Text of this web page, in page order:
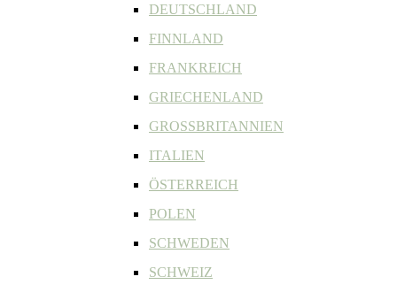
DEUTSCHLAND
FINNLAND
FRANKREICH
GRIECHENLAND
GROSSBRITANNIEN
ITALIEN
ÖSTERREICH
POLEN
SCHWEDEN
SCHWEIZ